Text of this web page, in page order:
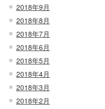
2018年9月
2018年8月
2018年7月
2018年6月
2018年5月
2018年4月
2018年3月
2018年2月